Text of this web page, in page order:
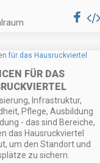
FÜR DAS
Infrastruktur,
Pflege, Ausbildung
- das sind Bereiche,
das Hausruckviertel
um den Standort und
zu sichern.